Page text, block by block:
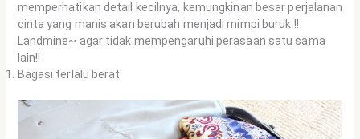
memperhatikan detail kecilnya, kemungkinan besar perjalanan
cinta yang manis akan berubah menjadi mimpi buruk !!
Landmine~ agar tidak mempengaruhi perasaan satu sama
lain!!
Bagasi terlalu berat